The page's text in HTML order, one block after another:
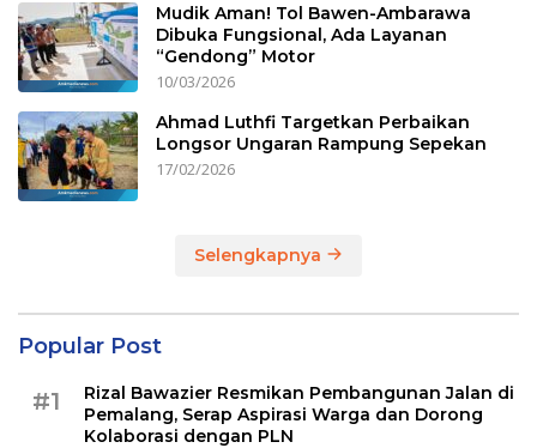
Mudik Aman! Tol Bawen-Ambarawa
Dibuka Fungsional, Ada Layanan
“Gendong” Motor
10/03/2026
Ahmad Luthfi Targetkan Perbaikan
Longsor Ungaran Rampung Sepekan
17/02/2026
Selengkapnya
Popular Post
#1
Rizal Bawazier Resmikan Pembangunan Jalan di
Pemalang, Serap Aspirasi Warga dan Dorong
Kolaborasi dengan PLN